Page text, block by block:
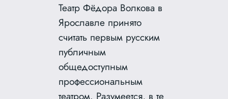
Театр Фёдора Волкова в
Ярославле принято
считать первым русским
публичным
общедоступным
профессиональным
театром. Разумеется, в те